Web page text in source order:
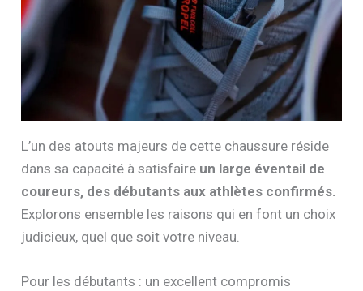
L’un des atouts majeurs de cette chaussure réside
dans sa capacité à satisfaire un large éventail de
coureurs, des débutants aux athlètes confirmés.
Explorons ensemble les raisons qui en font un choix
judicieux, quel que soit votre niveau.
Pour les débutants : un excellent compromis